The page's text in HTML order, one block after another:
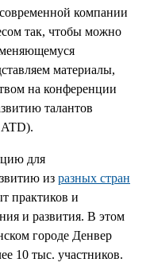
компании
так, чтобы можно
меняющемуся
материалы,
на конференции
талантов
для
из разных стран
практиков и
и развития. В этом
городе Денвер
10 тыс. участников.